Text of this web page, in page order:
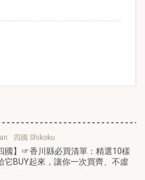
四國 Shikoku
國】☞香川縣必買清單：精選10樣
它BUY起來，讓你一次買齊、不虛